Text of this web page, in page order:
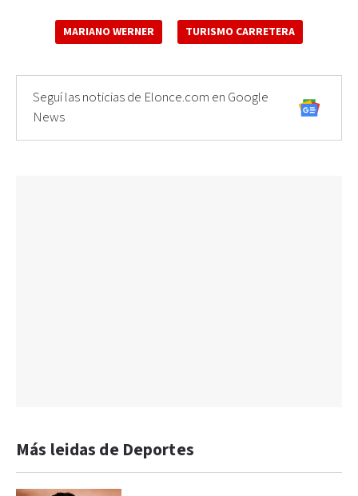
MARIANO WERNER TURISMO CARRETERA
Seguí las noticias de Elonce.com en Google
News
Más leidas de Deportes